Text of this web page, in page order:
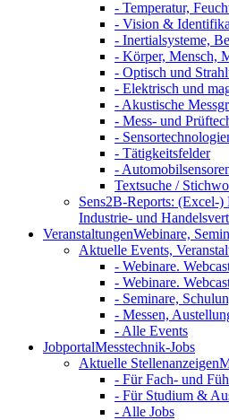
- Temperatur,
- Vision &
- Inertialsysteme,
- Körper, Mensch,
- Optisch und
- Elektrisch und
- Akustische
- Mess- und
-
- Tätigkeitsfelder
-
Textsuche /
Sens2B-Reports: (Excel-)
Industrie- und
VeranstaltungenWebinare,
Aktuelle Events,
- Webinare.
- Webinare.
- Seminare,
- Messen,
- Alle Events
JobportalMesstechnik-Jobs
Aktuelle Stellenanzeigen
- Für Fach- und
- Für Studium &
- Alle Jobs